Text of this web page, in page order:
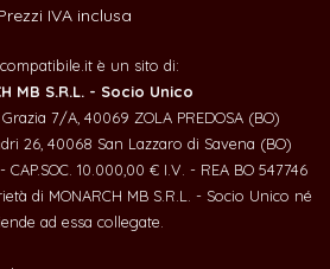
IVA inclusa
è un sito di:
MB S.R.L. - Socio Unico
Grazia 7/A, 40069 ZOLA PREDOSA (BO)
26, 40068 San Lazzaro di Savena (BO)
CAP.SOC. 10.000,00 € I.V. - REA BO 547746
di MONARCH MB S.R.L. - Socio Unico né
ad essa collegate.